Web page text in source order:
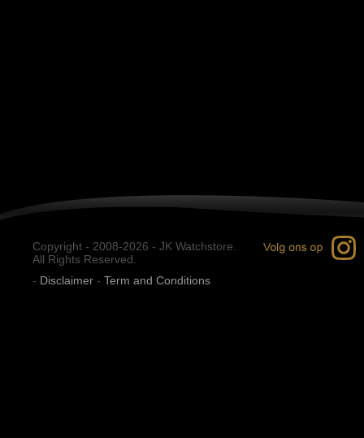
Copyright - 2008-2026 - JK Watchstore.
All Rights Reserved.
- Disclaimer - Term and Conditions